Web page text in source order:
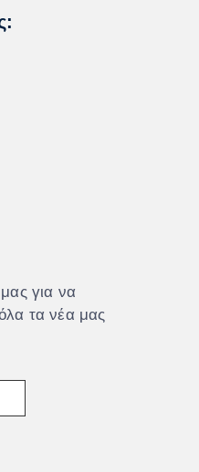
για να
τα νέα μας